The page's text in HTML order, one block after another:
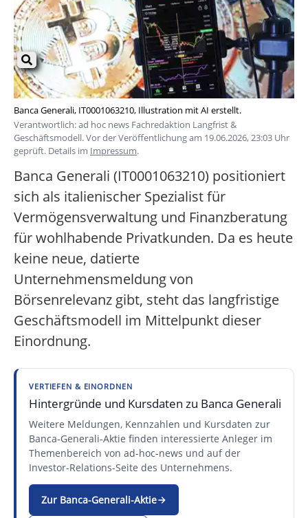
Banca Generali, IT0001063210, Illustration mit AI erstellt.
Verantwortlich: ad hoc news Fachredaktion Langfrist &
Geschäftsmodell. Vor der Veröffentlichung am 19.06.2026, 23:03 Uhr
geprüft. Details im Impressum.
Banca Generali (IT0001063210) positioniert
sich als italienischer Spezialist für
Vermögensverwaltung und Finanzberatung
für wohlhabende Privatkunden. Da es heute
keine neue, datierte
Unternehmensmeldung von
Börsenrelevanz gibt, steht das langfristige
Geschäftsmodell im Mittelpunkt dieser
Einordnung.
VERTIEFEN & EINORDNEN
Hintergründe und Kursdaten zu Banca Generali
Weitere Meldungen, Kennzahlen und Kursdaten zur
Banca-Generali-Aktie finden interessierte Anleger im
Themenbereich von ad-hoc-news und auf der
Investor-Relations-Seite des Unternehmens.
Zur Banca-Generali-Aktie